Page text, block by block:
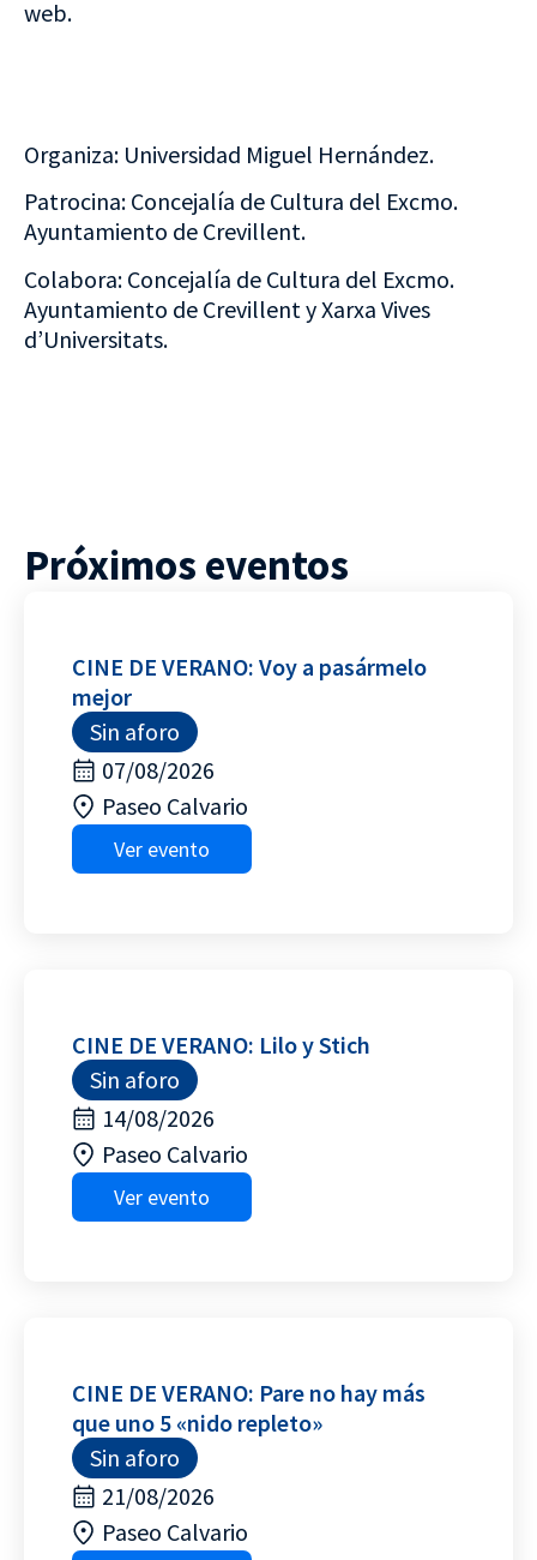
web.
Organiza: Universidad Miguel Hernández.
Patrocina: Concejalía de Cultura del Excmo.
Ayuntamiento de Crevillent.
Colabora: Concejalía de Cultura del Excmo.
Ayuntamiento de Crevillent y Xarxa Vives
d’Universitats.
Próximos eventos
CINE DE VERANO: Voy a pasármelo
mejor
Sin aforo
07/08/2026
Paseo Calvario
Ver evento
CINE DE VERANO: Lilo y Stich
Sin aforo
14/08/2026
Paseo Calvario
Ver evento
CINE DE VERANO: Pare no hay más
que uno 5 «nido repleto»
Sin aforo
21/08/2026
Paseo Calvario